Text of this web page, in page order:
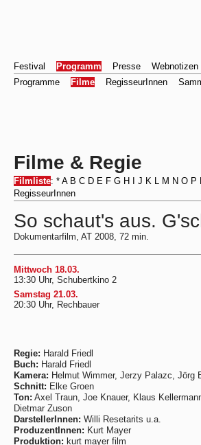
Festival Programm Presse Webnotizen
Programme
Filme RegisseurInnen
Filme & Regie
Filmliste: * A B C D E F G H J K L M N O P
RegisseurInnen
So schaut's aus.
Dokumentarfilm, AT 2008, 72 min.
Mittwoch 18.03.
13:30 Uhr, Schubertkino 2
Samstag 21.03.
20:30 Uhr, Rechbauer
Regie: Harald Friedl
Buch: Harald Friedl
Kamera: Helmut Wimmer, Jerzy Palazc, Jörg
Schnitt: Elke Groen
Ton: Axel Traun, Joe Knauer, Klaus
Dietmar Zuson
DarstellerInnen: Willi Resetarits u.a.
ProduzentInnen: Kurt Mayer
Produktion: kurt mayer film